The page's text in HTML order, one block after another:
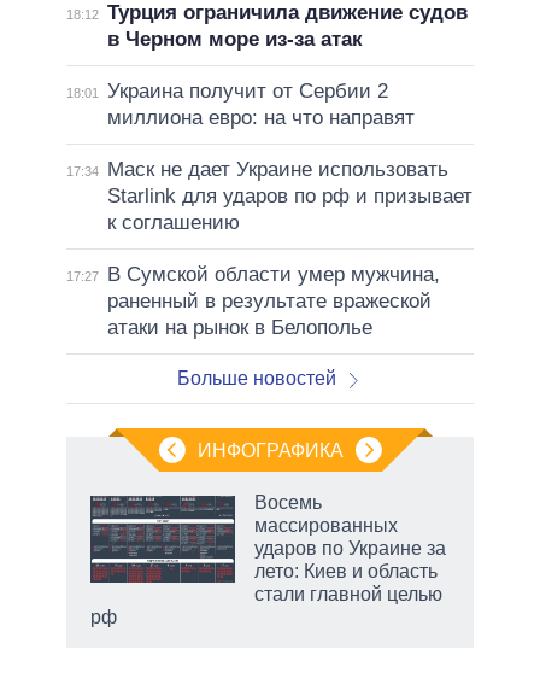
18:12 Турция ограничила движение судов
в Черном море из-за атак
18:01
Украина получит от Сербии 2
миллиона евро: на что направят
17:34
Маск не дает Украине использовать
Starlink для ударов по рф и призывает
к соглашению
17:27
В Сумской области умер мужчина,
раненный в результате вражеской
атаки на рынок в Белополье
Больше новостей
ИНФОГРАФИКА
Восемь
массированных
ударов по Украине за
лето: Киев и область
стали главной целью
рф